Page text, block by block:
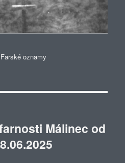
Kategórie
Farské oznamy
Málinec od